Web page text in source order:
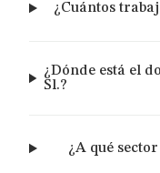
¿Cuántos
¿Dónde está el
Sl.?
¿A qué